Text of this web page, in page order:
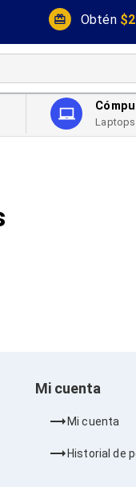
Obtén
Mi cuenta
Mi cuenta
Historial de